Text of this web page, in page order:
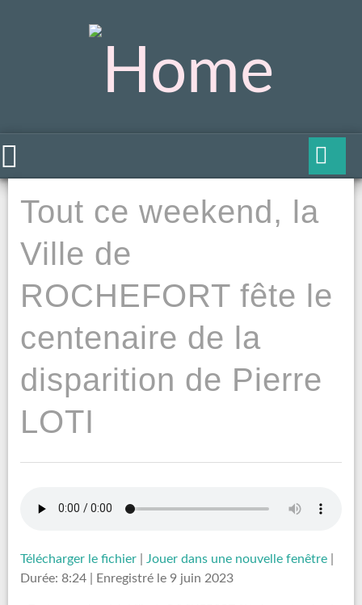
Tout ce weekend, la
Ville de
ROCHEFORT fête le
centenaire de la
disparition de Pierre
LOTI
Télécharger le fichier Jouer dans une nouvelle fenêtre
Durée: 8:24
Enregistré le 9 juin 2023